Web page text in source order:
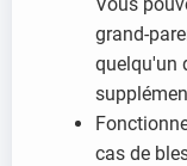
grand-
quelqu'un
cas de